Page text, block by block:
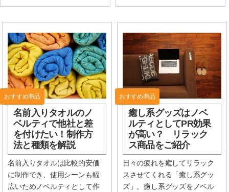
おすすめ商品
名前入りタオルのノ
ベルティで他社と差
を付けたい！制作方
法と種類を解説
名前入りタオルは比較的安価
に制作でき、使用シーンも幅
広いためノベルティとして作
おすすめ商品
癒し系グッズはノベ
ルティとしてPR効果
が高い？ リラック
ス商品をご紹介
日々の疲れを癒してリラック
スさせてくれる「癒し系グッ
ズ」。癒し系グッズをノベル